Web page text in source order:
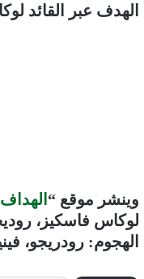
الهدف عبر القائد لوكاس فاسكيز بعد
وينشر موقع “ الهداف
لوكاس فاسكيز،
الهجوم: رودريجو،